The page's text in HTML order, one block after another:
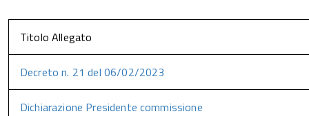
Titolo Allegato
Decreto n. 21 del 06/02/2023
Dichiarazione Presidente commissione